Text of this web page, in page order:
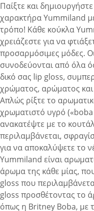
Παίξτε και
χαρακτήρα Yummiland
τρόπο! Κάθε κούκλα
χρειάζεστε για να
προσαρμόσιμες μόδες.
συνοδεύονται από όλα
δικό σας lip gloss,
χρώματος, αρώματος
Απλώς ρίξτε το
χρωματιστό υγρό
ανακατέψτε με το
περιλαμβάνεται,
για να αποκαλύψετε το
Yummiland είναι
άρωμα της κάθε μίας,
gloss που
gloss προσθέτοντας το
όπως η Britney Boba, με